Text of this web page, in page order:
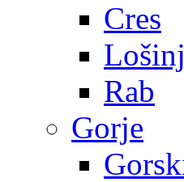
Cres
Lošinj
Rab
Gorje